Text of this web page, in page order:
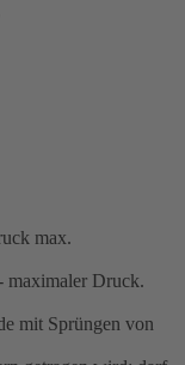
max.
maximaler Druck.
mit Sprüngen von